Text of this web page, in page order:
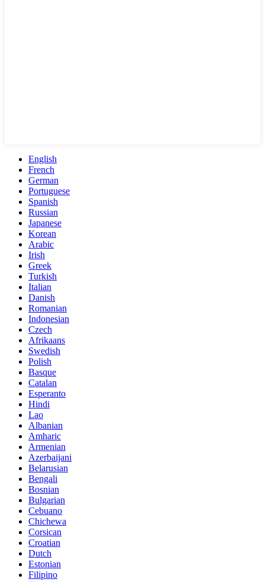
English
French
German
Portuguese
Spanish
Russian
Japanese
Korean
Arabic
Irish
Greek
Turkish
Italian
Danish
Romanian
Indonesian
Czech
Afrikaans
Swedish
Polish
Basque
Catalan
Esperanto
Hindi
Lao
Albanian
Amharic
Armenian
Azerbaijani
Belarusian
Bengali
Bosnian
Bulgarian
Cebuano
Chichewa
Corsican
Croatian
Dutch
Estonian
Filipino